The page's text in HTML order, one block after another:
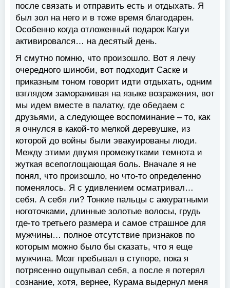
после связать и отправить есть и отдыхать. Я
был зол на него и в тоже время благодарен.
Особенно когда отложенный подарок Кагуи
активировался… на десятый день.
Я смутно помню, что произошло. Вот я лечу
очередного шиноби, вот подходит Саске и
приказным тоном говорит идти отдыхать, одним
взглядом замораживая на языке возражения, вот
мы идем вместе в палатку, где обедаем с
друзьями, а следующее воспоминание – то, как
я очнулся в какой-то мелкой деревушке, из
которой до войны были эвакуированы люди.
Между этими двумя промежутками темнота и
жуткая всепоглощающая боль. Вначале я не
понял, что произошло, но что-то определенно
поменялось. Я с удивлением осматривал…
себя. А себя ли? Тонкие пальцы с аккуратными
ноготочками, длинные золотые волосы, грудь
где-то третьего размера и самое страшное для
мужчины… полное отсутствие признаков по
которым можно было бы сказать, что я еще
мужчина. Мозг пребывал в ступоре, пока я
потрясенно ощупывал себя, а после я потерял
сознание, хотя, вернее, Курама выдернул меня